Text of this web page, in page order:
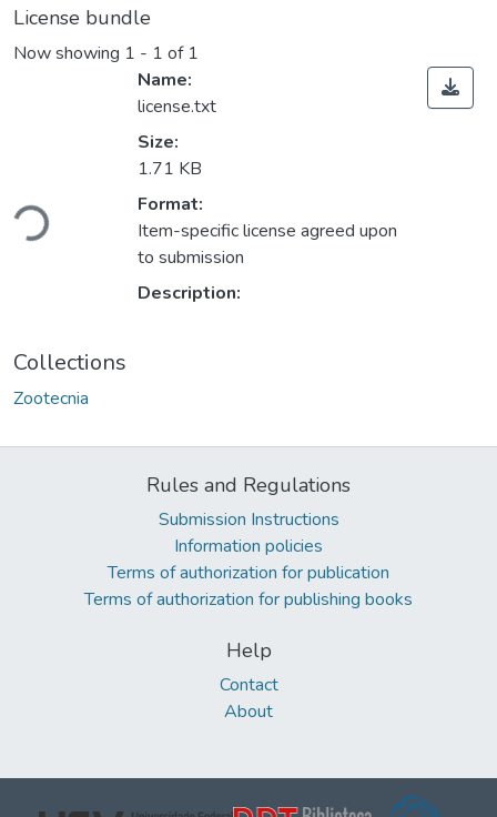
License bundle
Now showing 1 - 1 of 1
Loading...
Name:
license.txt
Size:
1.71 KB
Format:
Item-specific license agreed upon
to submission
Description:
Collections
Zootecnia
Rules and Regulations
Submission Instructions
Information policies
Terms of authorization for publication
Terms of authorization for publishing books
Help
Contact
About